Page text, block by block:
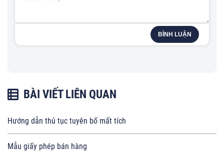
BÌNH LUẬN
BÀI VIẾT LIÊN QUAN
Hướng dẫn thủ tục tuyên bố mất tích
Mẫu giấy phép bán hàng